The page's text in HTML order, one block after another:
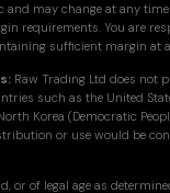
and may change at any
requirements. You are
sufficient margin at
Raw Trading Ltd does not
such as the United
Korea (Democratic
or use would be
or of legal age as